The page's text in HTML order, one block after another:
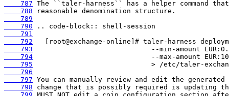
    787
    788
    789
    790
    791
    792
    793
    794
    795
    796
    797
    798